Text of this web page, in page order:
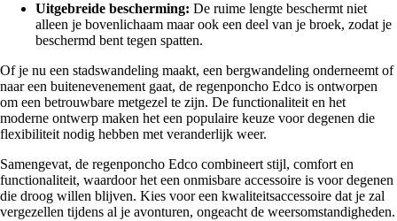
Uitgebreide bescherming: De ruime lengte beschermt niet
alleen je bovenlichaam maar ook een deel van je broek, zodat je
beschermd bent tegen spatten.
Of je nu een stadswandeling maakt, een bergwandeling onderneemt of
naar een buitenevenement gaat, de regenponcho Edco is ontworpen
om een betrouwbare metgezel te zijn. De functionaliteit en het
moderne ontwerp maken het een populaire keuze voor degenen die
flexibiliteit nodig hebben met veranderlijk weer.
Samengevat, de regenponcho Edco combineert stijl, comfort en
functionaliteit, waardoor het een onmisbare accessoire is voor degenen
die droog willen blijven. Kies voor een kwaliteitsaccessoire dat je zal
vergezellen tijdens al je avonturen, ongeacht de weersomstandigheden.